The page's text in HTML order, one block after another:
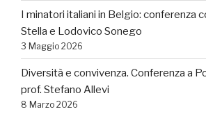
I minatori italiani in Belgio: conferenza
Stella e Lodovico Sonego
3 Maggio 2026
Diversità e convivenza. Conferenza a
prof. Stefano Allevi
8 Marzo 2026